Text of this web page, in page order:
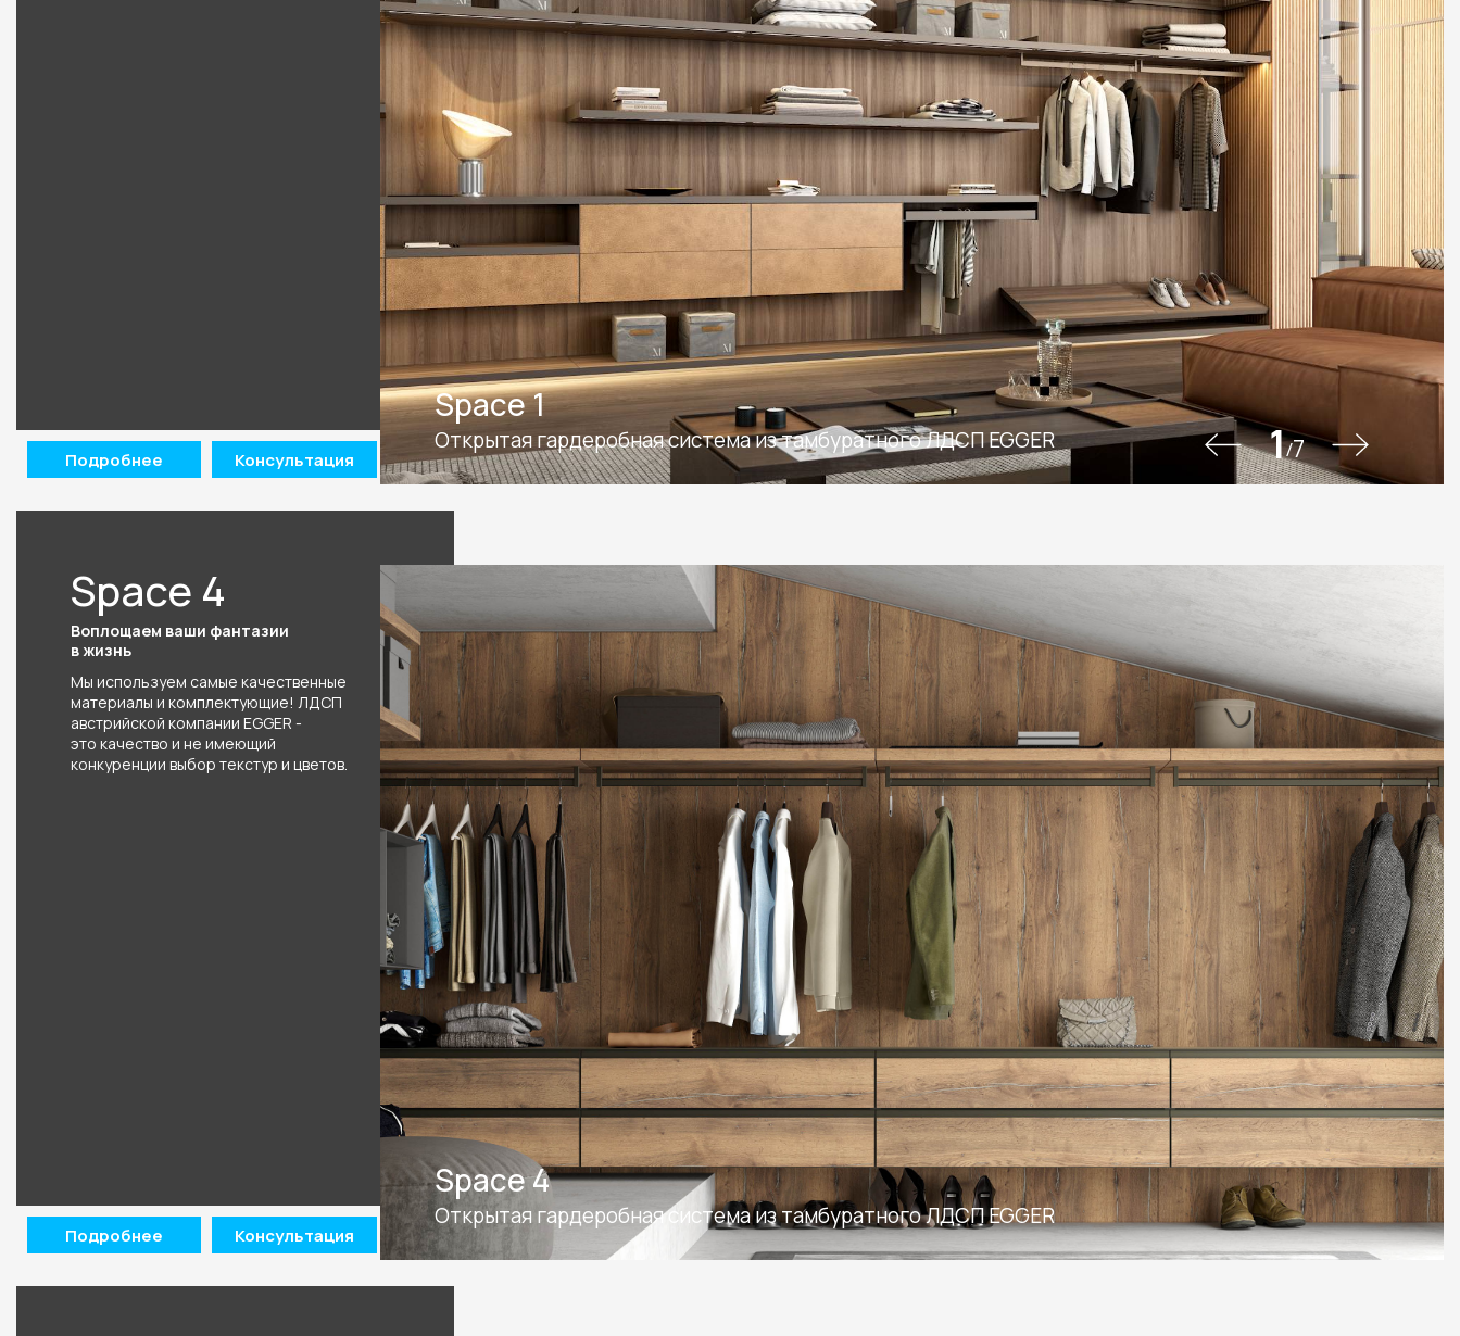
Space 1
Открытая гардеробная система из тамбуратного ЛДСП EGGER 1/7
Подробнее Консультация
Space 4
Воплощаем ваши фантазии
в жизнь
Мы используем самые качественные
материалы и комплектующие! ЛДСП
австрийской компании EGGER -
это качество и не имеющий
конкуренции выбор текстур и цветов.
Space 4
Открытая гардеробная система из тамбуратного ЛДСП EGGER
Подробнее Консультация
Белорусская
г. Москва, ул. Бутырский Вал, д. 32
пн-сб 10:00 - 20:00 (вс 10:00 - 19:00)
(9.05 -выходной)
Посмотреть на карте
Телефон: +7 495 662-87-32
salon@miksal.ru